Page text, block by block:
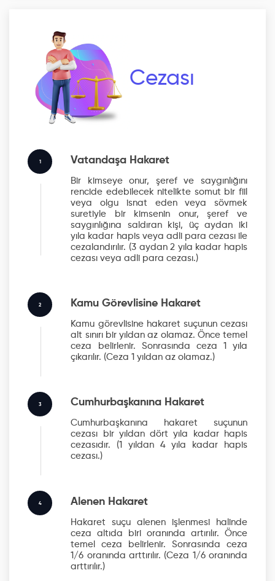
Cezası
1 Vatandaşa Hakaret
Bir kimseye onur, şeref ve saygınlığını
rencide edebilecek nitelikte somut bir fiil
veya olgu isnat eden veya sövmek
suretiyle bir kimsenin onur, şeref ve
saygınlığına saldıran kişi, üç aydan iki
yıla kadar hapis veya adli para cezası ile
cezalandırılır. (3 aydan 2 yıla kadar hapis
cezası veya adli para cezası.)
2 Kamu Görevlisine Hakaret
Kamu görevlisine hakaret suçunun cezası
alt sınırı bir yıldan az olamaz. Önce temel
ceza belirlenir. Sonrasında ceza 1 yıla
çıkarılır. (Ceza 1 yıldan az olamaz.)
3 Cumhurbaşkanına Hakaret
Cumhurbaşkanına hakaret suçunun
cezası bir yıldan dört yıla kadar hapis
cezasıdır. (1 yıldan 4 yıla kadar hapis
cezası.)
4 Alenen Hakaret
Hakaret suçu alenen işlenmesi halinde
ceza altıda biri oranında artırılır. Önce
temel ceza belirlenir. Sonrasında ceza
1/6 oranında arttırılır. (Ceza 1/6 oranında
arttırılır.)